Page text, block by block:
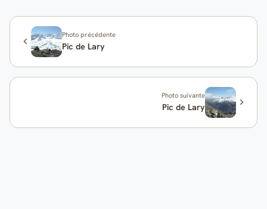
Photo précédente
Pic de Lary
Photo suivante
Pic de Lary